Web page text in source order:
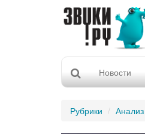
Новости
Рубрики Анализ